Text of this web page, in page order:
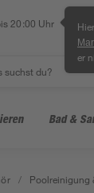
20:00 Uhr
er
Bad &
/ Poolreinigung